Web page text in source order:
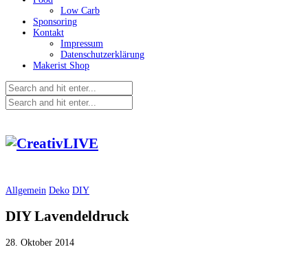
Low Carb
Sponsoring
Kontakt
Impressum
Datenschutzerklärung
Makerist Shop
Allgemein Deko DIY
DIY Lavendeldruck
28. Oktober 2014